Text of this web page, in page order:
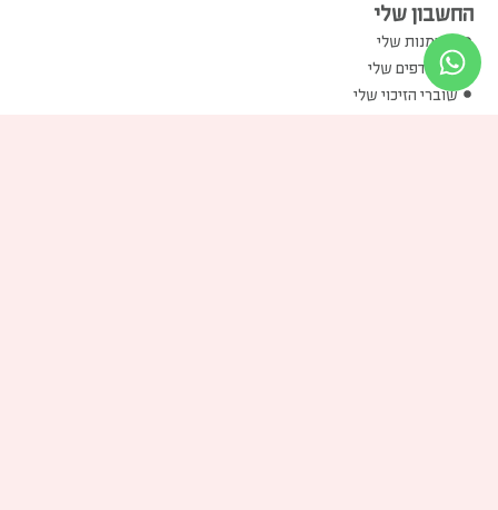
החשבון שלי
ההזמנות שלי
המועדפים שלי
שוברי הזיכוי שלי